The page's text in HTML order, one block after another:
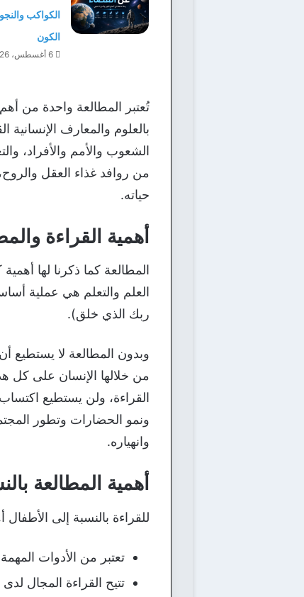
الكواكب
الكون
6 أغسطس، 2026
تُعتبر المطالعة واحدة من
بالعلوم والمعارف
الشعوب والأمم والأفراد،
من روافد غذاء العقل
حياته.
أهمية القراءة
المطالعة كما ذكرنا لها
العلم والتعلم هي عملية
ربك الذي خلق).
وبدون المطالعة لا يستطيع
من خلالها الإنسان على كل
القراءة، ولن يستطيع
ونمو الحضارات وتطور
وانهياره.
أهمية المطالعة
للقراءة بالنسبة إلى
تعتبر من الأدوات
تتيح القراءة المجال